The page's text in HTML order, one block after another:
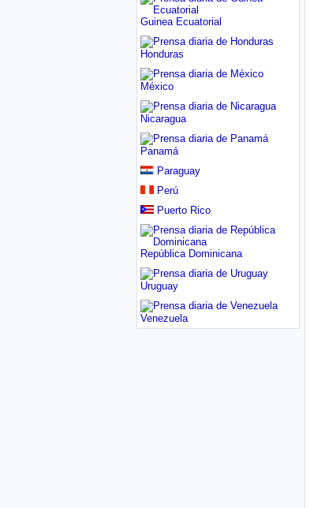
Guinea Ecuatorial
Honduras
México
Nicaragua
Panamá
Paraguay
Perú
Puerto Rico
República Dominicana
Uruguay
Venezuela